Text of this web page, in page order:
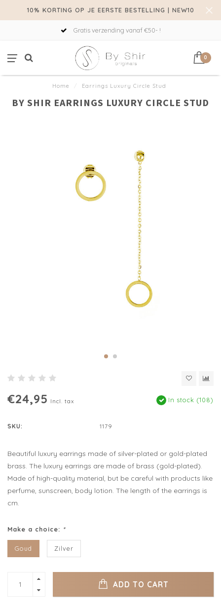
10% KORTING OP JE EERSTE BESTELLING | NEW10
Gratis verzending vanaf €50- !
0
Home / Earrings Luxury Circle Stud
BY SHIR EARRINGS LUXURY CIRCLE STUD
€24,95 Incl. tax In stock (108)
SKU: 1179
Beautiful luxury earrings made of silver-plated or gold-plated
brass. The luxury earrings are made of brass (gold-plated).
Made of high-quality material, but be careful with products like
perfume, sunscreen, body lotion. The length of the earrings is
cm.
Make a choice: *
Goud Zilver
ADD TO CART